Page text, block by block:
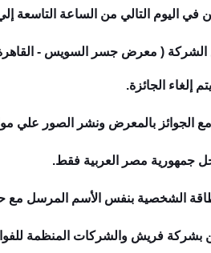
في اليوم التالي من الساعة التاسعة
إلغاء الجائزة.
الجوائز بالمعرض ونشر الصور علي
جمهورية مصر العربية فقط.
الشخصية بنفس الأسم المرسل مع
بشركة فريش والشركات المنظمة